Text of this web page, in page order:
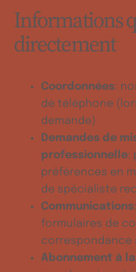
Informations
directement
Coordonnées:
de téléphone
demande)
Demandes de
professionnelle:
préférences en
de spécialiste
Communications
formulaires de
correspondance
Abonnement à